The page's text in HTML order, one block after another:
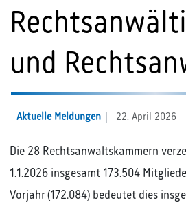
und
Aktuelle Meldungen 22. April 2026
Die 28 Rechtsanwaltskammern
1.1.2026 insgesamt 173.504
Vorjahr (172.084) bedeutet dies